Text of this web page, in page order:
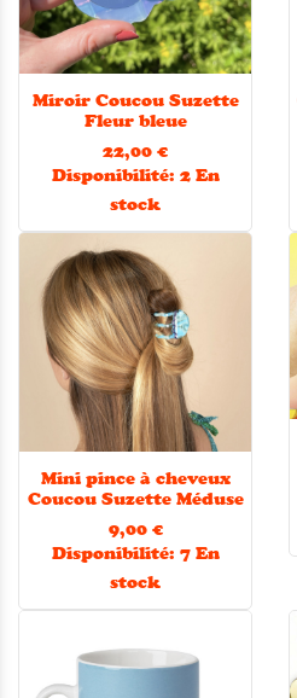
Miroir Coucou Suzette
Fleur bleue
22,00 €
Disponibilité: 2 En
stock
Mini pince à cheveux
Coucou Suzette Méduse
9,00 €
Disponibilité: 7 En
stock